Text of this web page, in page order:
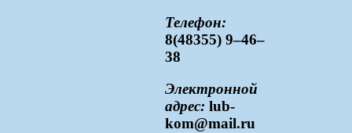
Телефон:
8(48355) 9–46–
38
Электронной
адрес: lub-
kom@mail.ru